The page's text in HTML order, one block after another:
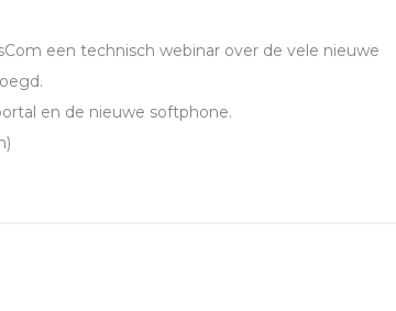
een technisch webinar over de vele nieuwe
en de nieuwe softphone.